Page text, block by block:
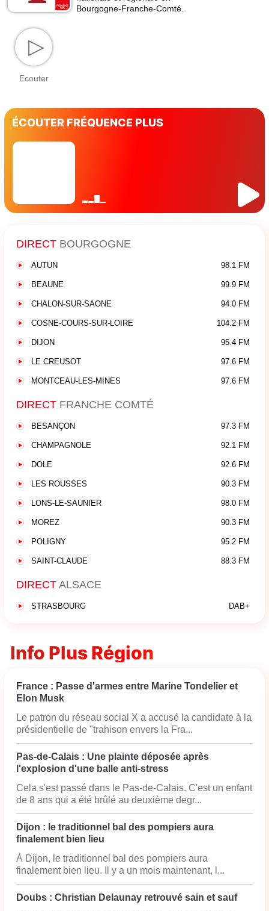
Bourgogne-Franche-Comté.
▷
Ecouter
ÉCOUTER FRÉQUENCE PLUS
DIRECT BOURGOGNE
AUTUN 98.1 FM
BEAUNE 99.9 FM
CHALON-SUR-SAONE 94.0 FM
COSNE-COURS-SUR-LOIRE 104.2 FM
DIJON 95.4 FM
LE CREUSOT 97.6 FM
MONTCEAU-LES-MINES 97.6 FM
DIRECT FRANCHE COMTÉ
BESANÇON 97.3 FM
CHAMPAGNOLE 92.1 FM
DOLE 92.6 FM
LES ROUSSES 90.3 FM
LONS-LE-SAUNIER 98.0 FM
MOREZ 90.3 FM
POLIGNY 95.2 FM
SAINT-CLAUDE 88.3 FM
DIRECT ALSACE
STRASBOURG DAB+
Info Plus Région
France : Passe d'armes entre Marine Tondelier et
Elon Musk
Le patron du réseau social X a accusé la candidate à la
présidentielle de "trahison envers la Fra...
Pas-de-Calais : Une plainte déposée après
l'explosion d'une balle anti-stress
Cela s'est passé dans le Pas-de-Calais. C'est un enfant
de 8 ans qui a été brûlé au deuxième degr...
Dijon : le traditionnel bal des pompiers aura
finalement bien lieu
À Dijon, le traditionnel bal des pompiers aura
finalement bien lieu. Il y a un mois maintenant, l...
Doubs : Christian Delaunay retrouvé sain et sauf